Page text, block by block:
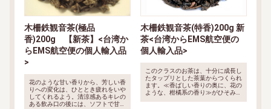
木柵鉄観音茶(極品
香)200g 【新茶】<台湾か
らEMS航空便の個人輸入品
>
花のような甘い香りから、芳しい香
りへの変化は、ひととき疲れをいや
してくれるよう。清涼感あるキレの
ある飲み口の後には、ソフトで甘露
木柵鉄観音茶(特香)200g 新
茶<台湾からEMS航空便の
個人輸入品>
このクラスのお茶は、十分に成長し
たタップリとした茶葉からつくられ
ます。≪香ばしい香りの奥に、花の
ような、柑橘系の香り≫がひそみ、